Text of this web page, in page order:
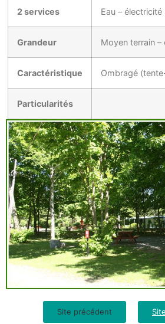
2 services Eau – électricité
Grandeur Moyen terrain
Caractéristique Ombragé
Particularités
Site précédent